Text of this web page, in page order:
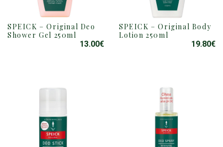
SPEICK – Original Deo
Shower Gel 250ml
13.00€
SPEICK – Original Body
Lotion 250ml
19.80€